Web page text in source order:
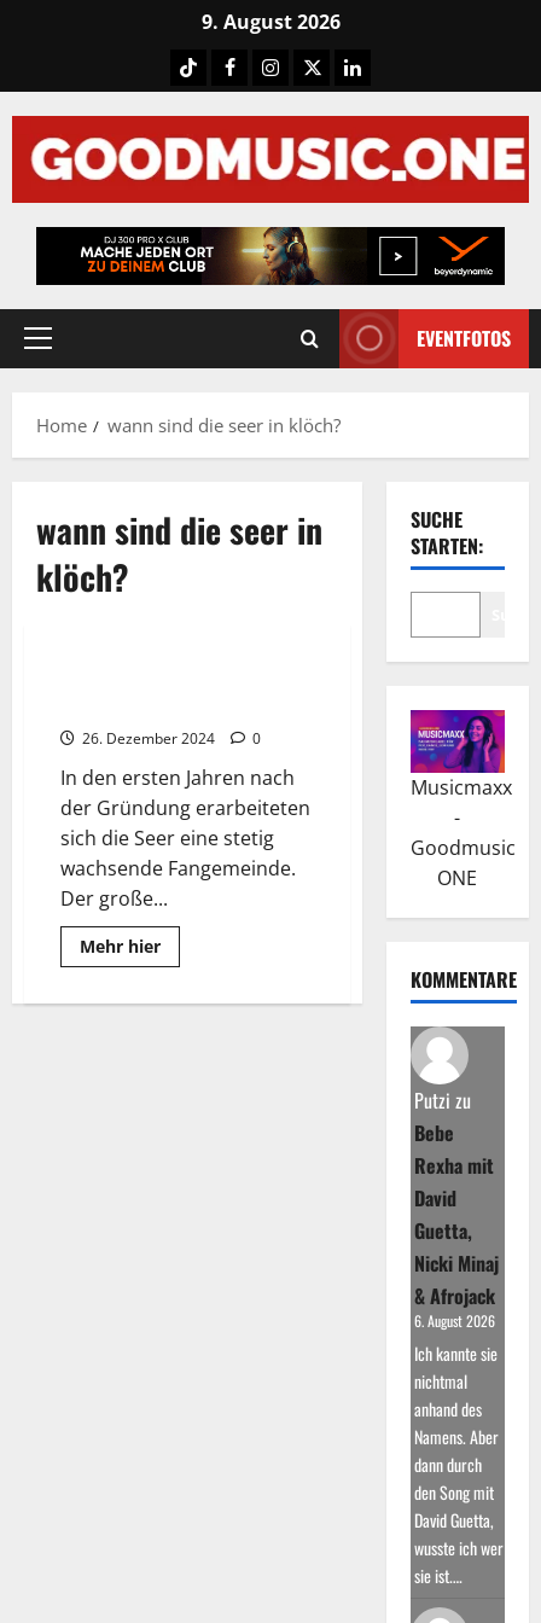
9. August 2026
TiktokFacebook
Instagram
X LinkedIN
Primary
EVENTFOTOS
Home wann sind die seer in klöch?
wann sind die seer in
klöch?
26. Dezember 2024 0
In den ersten Jahren nach
der Gründung erarbeiteten
sich die Seer eine stetig
wachsende Fangemeinde.
Der große...
Mehr hierRead
more
Seer:
SUCHE
STARTEN:
Musicmaxx
-
Goodmusic
ONE
KOMMENTARE
Putzi zu
Bebe
Rexha mit
David
Guetta,
Nicki Minaj
& Afrojack
6. August 2026
Ich kannte sie
nichtmal
anhand des
Namens. Aber
dann durch
den Song mit
David Guetta,
wusste ich wer
sie ist.…